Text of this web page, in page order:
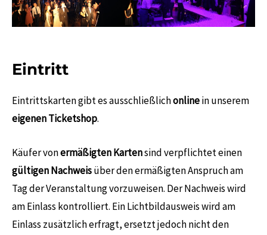
Eintritt
Eintrittskarten gibt es ausschließlichonlinein unserem
eigenen Ticketshop.
Käufer vonermäßigten Kartensind verpflichtet einen
gültigen Nachweisüber den ermäßigten Anspruch am
Tag der Veranstaltung vorzuweisen. Der Nachweis wird
am Einlass kontrolliert. Ein Lichtbildausweis wird am
Einlass zusätzlich erfragt, ersetzt jedoch nicht den